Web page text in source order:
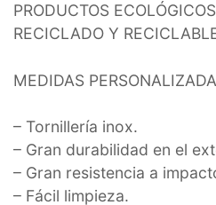
PRODUCTOS
RECICLADO Y
MEDIDAS
– Tornillería inox.
– Gran durabilidad en el
– Gran resistencia a
– Fácil limpieza.